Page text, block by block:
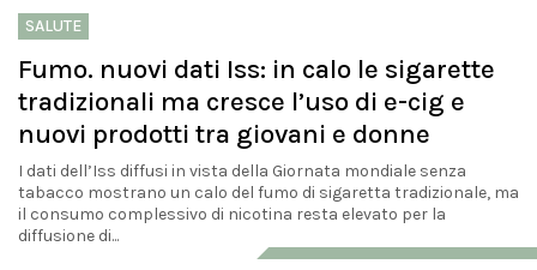
SALUTE
Fumo. nuovi dati Iss: in calo le sigarette
tradizionali ma cresce l’uso di e-cig e
nuovi prodotti tra giovani e donne
I dati dell’Iss diffusi in vista della Giornata mondiale senza
tabacco mostrano un calo del fumo di sigaretta tradizionale, ma
il consumo complessivo di nicotina resta elevato per la
diffusione di...